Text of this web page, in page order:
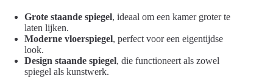
Grote staande spiegel, ideaal om een kamer groter te
laten lijken.
Moderne vloerspiegel, perfect voor een eigentijdse
look.
Design staande spiegel, die functioneert als zowel
spiegel als kunstwerk.